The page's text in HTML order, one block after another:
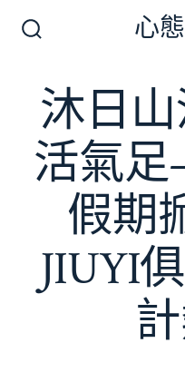
切
換
開
關
心
沐日
活氣
假期
JIUYI